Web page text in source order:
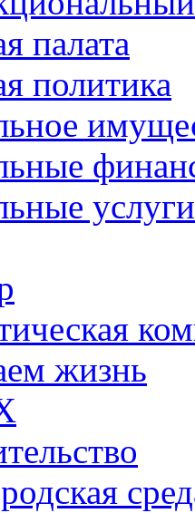
палата
политика
услуги
жизнь